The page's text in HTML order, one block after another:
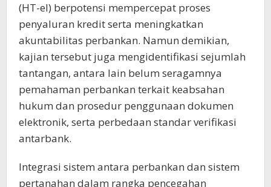
(HT-el) berpotensi mempercepat proses
penyaluran kredit serta meningkatkan
akuntabilitas perbankan. Namun demikian,
kajian tersebut juga mengidentifikasi sejumlah
tantangan, antara lain belum seragamnya
pemahaman perbankan terkait keabsahan
hukum dan prosedur penggunaan dokumen
elektronik, serta perbedaan standar verifikasi
antarbank.
Integrasi sistem antara perbankan dan sistem
pertanahan dalam rangka pencegahan